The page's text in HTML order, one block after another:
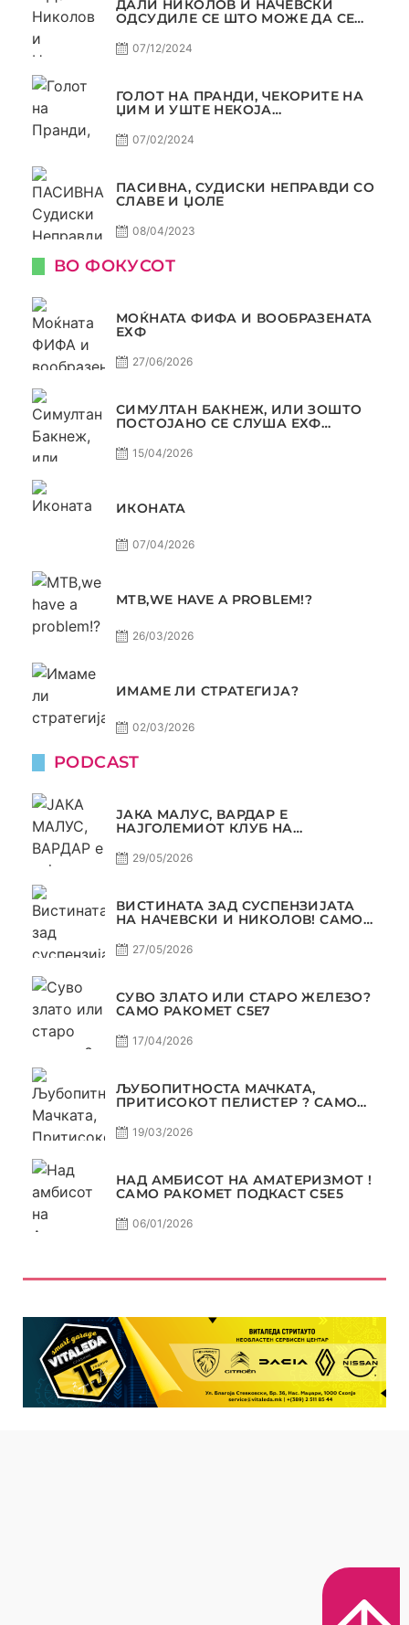
ДАЛИ НИКОЛОВ И НАЧЕВСКИ
ОДСУДИЛЕ СЕ ШТО МОЖЕ ДА СЕ
07/12/2024
ГОЛОТ НА ПРАНДИ, ЧЕКОРИТЕ НА
ЏИМ И УШТЕ НЕКОЈА
САМО РАКОМЕТ
07/02/2024
ПАСИВНА, СУДИСКИ НЕПРАВДИ СО
СЛАВЕ И ЏОЛЕ
08/04/2023
ВО ФОКУСОТ
МОЌНАТА ФИФА И ВООБРАЗЕНАТА
ЕХФ
27/06/2026
СИМУЛТАН БАКНЕЖ, ИЛИ ЗОШТО
ПОСТОЈАНО СЕ СЛУША ЕХФ
15/04/2026
ИКОНАТА
07/04/2026
МТВ,WE HAVE A PROBLEM!?
26/03/2026
ИМАМЕ ЛИ СТРАТЕГИЈА?
02/03/2026
PODCAST
ЈАКА МАЛУС, ВАРДАР Е
НАЈГОЛЕМИОТ КЛУБ НА
29/05/2026
ВИСТИНАТА ЗАД СУСПЕНЗИЈАТА
НА НАЧЕВСКИ И НИКОЛОВ! САМО
27/05/2026
СУВО ЗЛАТО ИЛИ СТАРО ЖЕЛЕЗО?
САМО РАКОМЕТ С5Е7
17/04/2026
ЉУБОПИТНОСТА МАЧКАТА,
ПРИТИСОКОТ ПЕЛИСТЕР ? САМО
19/03/2026
НАД АМБИСОТ НА АМАТЕРИЗМОТ !
САМО РАКОМЕТ ПОДКАСТ С5E5
06/01/2026